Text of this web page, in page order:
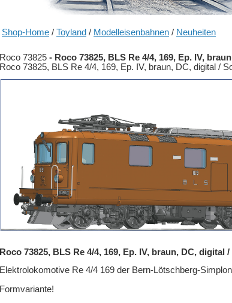
Shop-Home / Toyland / Modelleisenbahnen / Neuheiten
Roco 73825 - Roco 73825, BLS Re 4/4, 169, Ep. IV,
Roco 73825, BLS Re 4/4, 169, Ep. IV, braun, DC, digital /
Roco 73825, BLS Re 4/4, 169, Ep. IV, braun, DC, digital /
Elektrolokomotive Re 4/4 169 der Bern-Lötschberg-
Formvariante!